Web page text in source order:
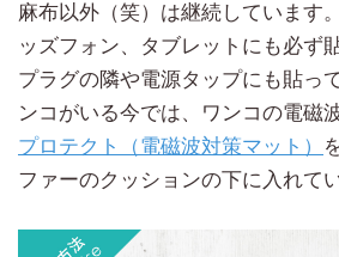
麻布以外（笑）は継続しています
ッズフォン、タブレットにも必ず
プラグの隣や電源タップにも貼っ
ンコがいる今では、ワンコの電磁
プロテクト（電磁波対策マット）
ファーのクッションの下に入れて